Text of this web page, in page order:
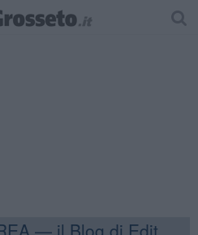
— il Blog di Edit